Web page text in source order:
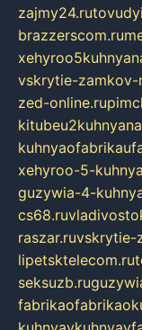
zajmy24.ru
brazzerscom.ru
vskrytie-zamkov-
zed-online.ru
xehyroo-5-
guzywia-4-
cs68.ru
raszar.ruvskrytie-
lipetsktelecom.ru
seksuzb.ru